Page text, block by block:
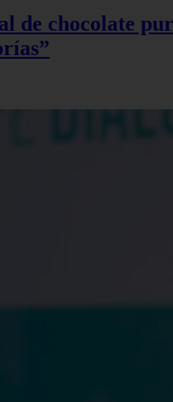
de chocolate